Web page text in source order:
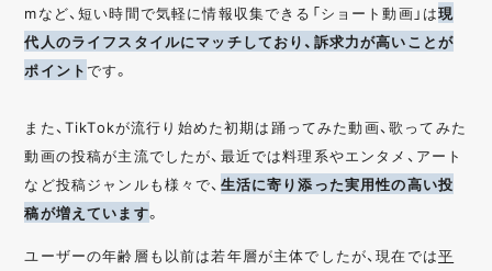
mなど、短い時間で気軽に情報収集できる「ショート動画」は現
代人のライフスタイルにマッチしており、訴求力が高いことが
ポイントです。
また、TikTokが流行り始めた初期は踊ってみた動画、歌ってみた
動画の投稿が主流でしたが、最近では料理系やエンタメ、アート
など投稿ジャンルも様々で、 生活に寄り添った実用性の高い投
稿が増えています。
ユーザーの年齢層も以前は若年層が主体でしたが、現在では平